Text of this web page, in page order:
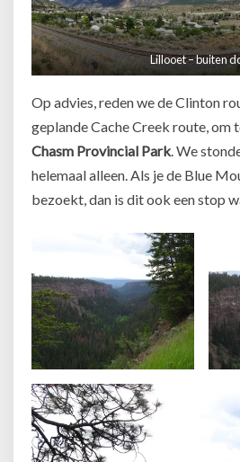
Lillooet – buiten
Op advies, reden we de Clinton
geplande Cache Creek route, om
Chasm Provincial Park. We
helemaal alleen. Als je de Blue
bezoekt, dan is dit ook een stop